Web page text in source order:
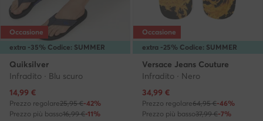
extra -35% Codice: SUMMER
Occasione
Quiksilver
Infradito · Blu scuro
Prezzo attuale
14,99 €
Prezzo regolare25,95 €-42%
Prezzo più basso16,99 €-11%
extra -25% Codice: SUMMER
Occasione
Versace Jeans Couture
Infradito · Nero
Prezzo attuale
34,99 €
Prezzo regolare64,95 €-46%
Prezzo più basso37,99 €-7%